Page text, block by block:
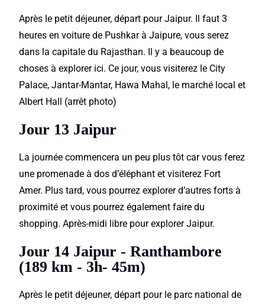
Après le petit déjeuner, départ pour Jaipur. Il faut 3
heures en voiture de Pushkar à Jaipure, vous serez
dans la capitale du Rajasthan. Il y a beaucoup de
choses à explorer ici. Ce jour, vous visiterez le City
Palace, Jantar-Mantar, Hawa Mahal, le marché local et
Albert Hall (arrêt photo)
Jour 13 Jaipur
La journée commencera un peu plus tôt car vous ferez
une promenade à dos d’éléphant et visiterez Fort
Amer. Plus tard, vous pourrez explorer d’autres forts à
proximité et vous pourrez également faire du
shopping.Après-midi libre pour explorer Jaipur.
Jour 14 Jaipur - Ranthambore
(189 km - 3h- 45m)
Après le petit déjeuner, départ pour le parc national de